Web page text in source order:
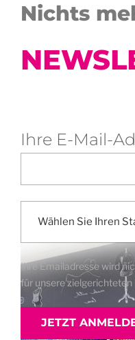
Nichts
Ihre E-Mail-
Ihre Emailadresse wird
für unsere